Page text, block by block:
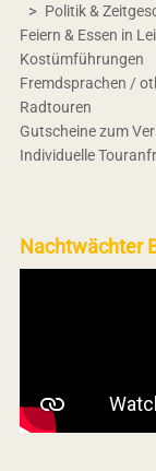
Politik &
Feiern & Essen in
Kostümführungen
Fremdsprachen /
Radtouren
Gutscheine zum
Individuelle
Nachtwächter